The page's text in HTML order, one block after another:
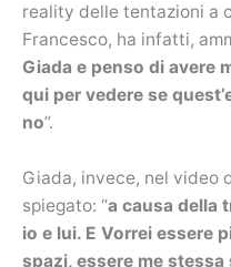
reality delle tentazioni a
Francesco, ha infatti,
Giada e penso di avere
qui per vedere se
no”.
Giada, invece, nel video
spiegato: “a causa della
io e lui. E Vorrei essere
spazi, essere me